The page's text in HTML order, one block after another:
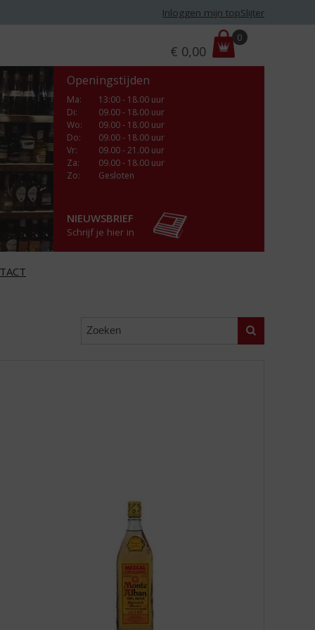
Inloggen mijn topSlijter
r
i
€ 0,00
0
Openingstijden
Ma:
13:00 - 18.00 uur
Di:
09.00 - 18.00 uur
Wo:
09.00 - 18.00 uur
Do:
09.00 - 18.00 uur
Vr:
09.00 - 21.00 uur
Za:
09.00 - 18.00 uur
Zo:
Gesloten
NIEUWSBRIEF
Schrijf je hier in
Zoeken